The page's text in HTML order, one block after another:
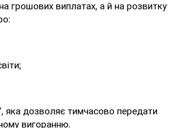
грошових виплатах, а й на розвитку
яка дозволяє тимчасово передати
вигоранню.